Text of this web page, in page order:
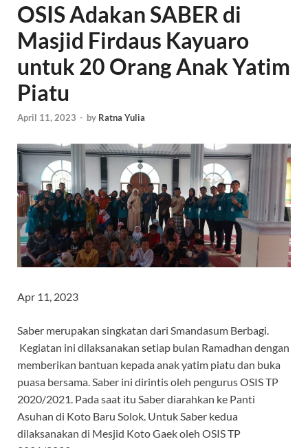
OSIS Adakan SABER di
Masjid Firdaus Kayuaro
untuk 20 Orang Anak Yatim
Piatu
April 11, 2023 - by Ratna Yulia
Apr 11, 2023
Saber merupakan singkatan dari Smandasum Berbagi.
Kegiatan ini dilaksanakan setiap bulan Ramadhan dengan
memberikan bantuan kepada anak yatim piatu dan buka
puasa bersama. Saber ini dirintis oleh pengurus OSIS TP
2020/2021. Pada saat itu Saber diarahkan ke Panti
Asuhan di Koto Baru Solok. Untuk Saber kedua
dilaksanakan di Mesjid Koto Gaek oleh OSIS TP